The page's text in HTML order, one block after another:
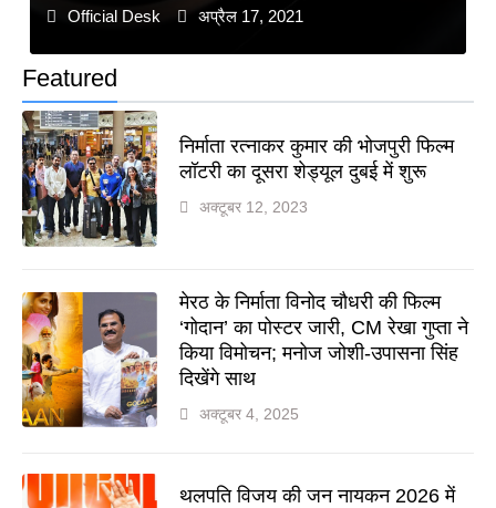
Featured
निर्माता रत्नाकर कुमार की भोजपुरी फिल्म
लॉटरी का दूसरा शेड्यूल दुबई में शुरू
अक्टूबर 12, 2023
मेरठ के निर्माता विनोद चौधरी की फिल्म
‘गोदान’ का पोस्टर जारी, CM रेखा गुप्ता ने
किया विमोचन; मनोज जोशी-उपासना सिंह
दिखेंगे साथ
अक्टूबर 4, 2025
थलपति विजय की जन नायकन 2026 में
Official Desk अप्रैल 17, 2021